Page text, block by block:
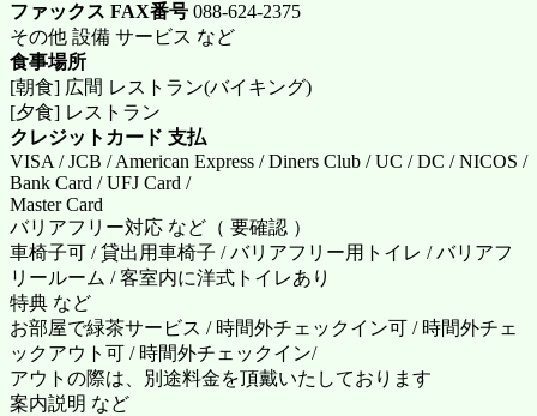
ファックス FAX番号 088-624-2375
その他 設備 サービス など
食事場所
[朝食] 広間 レストラン(バイキング)
[夕食] レストラン
クレジットカード 支払
VISA / JCB / American Express / Diners Club / UC / DC / NICOS /
Bank Card / UFJ Card /
Master Card
バリアフリー対応 など（ 要確認 ）
車椅子可 / 貸出用車椅子 / バリアフリー用トイレ / バリアフ
リールーム / 客室内に洋式トイレあり
特典 など
お部屋で緑茶サービス / 時間外チェックイン可 / 時間外チェ
ックアウト可 / 時間外チェックイン/
アウトの際は、別途料金を頂戴いたしております
案内説明 など